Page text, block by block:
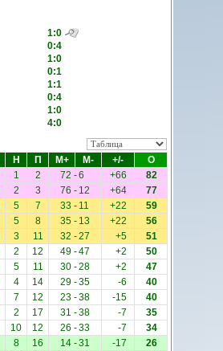
1:0
0:4
1:0
0:1
1:1
0:4
1:0
4:0
Н П М+ М- +/-
О
1 2 72 -6 +66
82
2 3 76 - 12 +64
77
5 7 33 - 11 +22
59
5 8 35 - 13 +22
56
3 11 32 -27 +5
51
2 12 49 -47 +2
50
5 11 30 -28 +2
47
4 14 29 -35 -6
40
7 12 23 -38 -15
40
2 17 31 -38 -7
35
10 12 26 -33 -7
34
8 16 14 -31 -17
26